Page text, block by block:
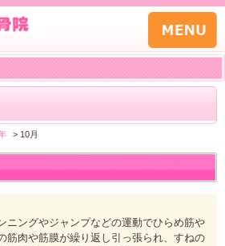
> 10月
ニングやジャンプなどの運動でひらめ筋や
筋肉や筋膜が繰り返し引っ張られ、すねの